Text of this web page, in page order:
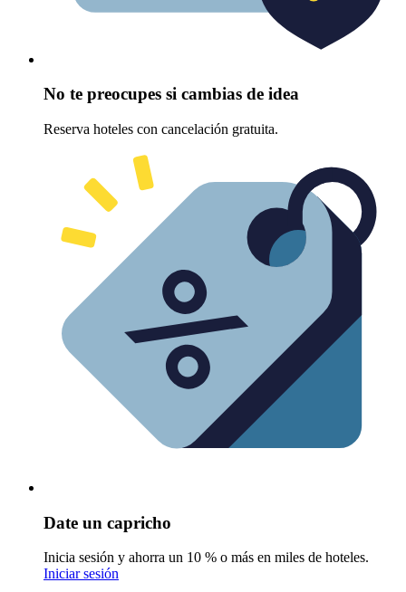
No te preocupes si cambias de idea
Reserva hoteles con cancelación gratuita.
Date un capricho
Inicia sesión y ahorra un 10 % o más en miles de hoteles.
Iniciar sesión